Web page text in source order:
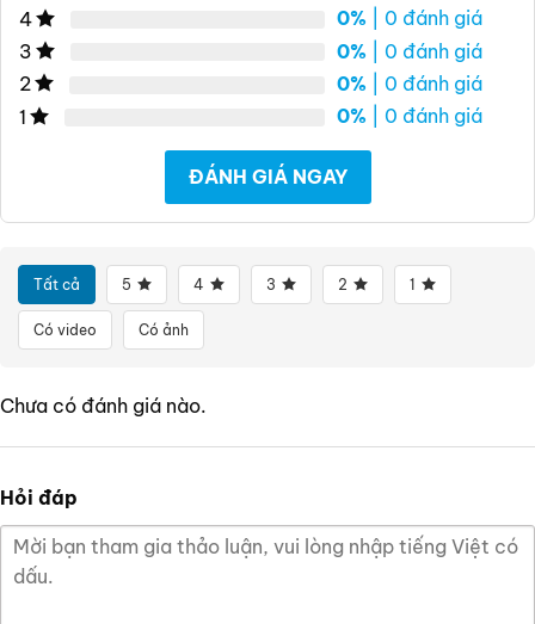
4
0% | 0 đánh giá
3
0% | 0 đánh giá
2
0% | 0 đánh giá
1
0% | 0 đánh giá
ĐÁNH GIÁ NGAY
Tất cả 5 4 3 2 1
Có video Có ảnh
Chưa có đánh giá nào.
Hỏi đáp